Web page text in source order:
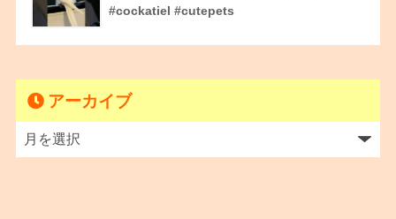
#cockatiel #cutepets
アーカイブ